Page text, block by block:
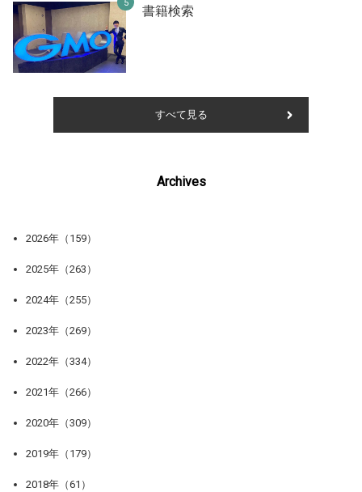
書籍検索
すべて見る
Archives
2026年（159）
2025年（263）
2024年（255）
2023年（269）
2022年（334）
2021年（266）
2020年（309）
2019年（179）
2018年（61）